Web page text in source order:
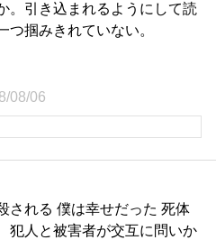
。引き込まれるようにして読
つ掴みきれていない。
08/06
される 僕は幸せだった 死体
犯人と被害者が交互に問いか